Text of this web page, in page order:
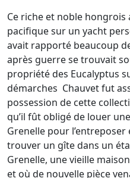
Ce riche et noble hongrois
pacifique sur un yacht
avait rapporté beaucoup
après guerre se trouvait
propriété des Eucalyptus
démarches Chauvet fut
possession de cette
qu’il fût obligé de louer
Grenelle pour
trouver un gîte dans un
Grenelle, une vieille
et où de nouvelle pièce